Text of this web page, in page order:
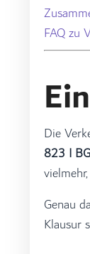
FAQ zu
Die
823 I
Genau
Klausur